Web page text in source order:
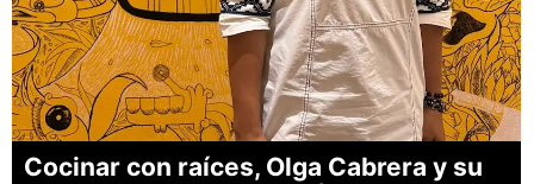
Cocinar con raíces, Olga Cabrera y su